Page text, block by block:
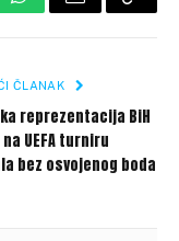
WhatsApp
Email Copy
ČLANAK
reprezentacija BiH
UEFA turniru
bez osvojenog boda